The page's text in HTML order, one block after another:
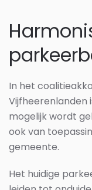
In het
Vijfheerenlanden
mogelijk wordt
ook van
gemeente.
Het huidige